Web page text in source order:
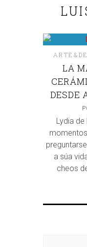
LA
DESDE
Lydia
a súa
cheos